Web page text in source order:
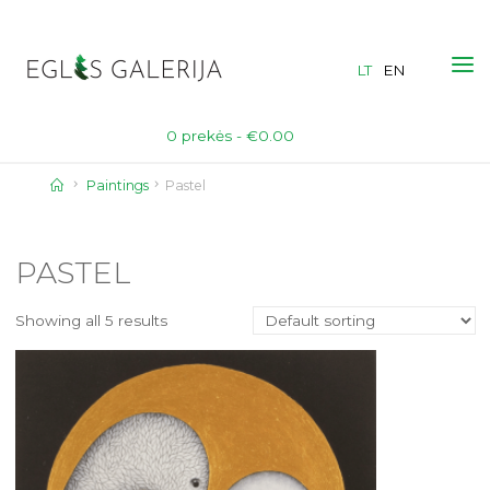
content
0 prekės - €0.00
LT EN
Home
Paintings Pastel
PASTEL
Showing all 5 results